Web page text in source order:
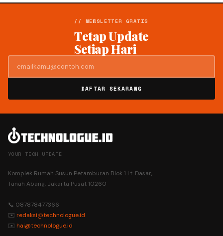
// NEWSLETTER GRATIS
Tetap Update
Setiap Hari
DAFTAR SEKARANG
YOUR TECH UPDATE
Komplek Rumah Susun Petamburan Blok 1 Lt. Dasar,
Tanah Abang, Jakarta Pusat 10260
📞 087878477366
✉️ redaksi@technologue.id
✉️ hai@technologue.id